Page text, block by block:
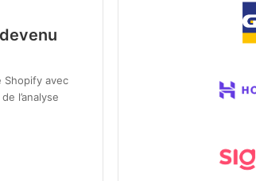
Shopify avec
l’analyse